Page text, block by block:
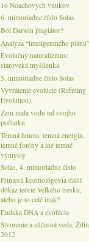
16 Noachovych vnukov
6. mimoriadne číslo Solas
Bol Darwin plagiátor?
Analýza “inteligentného plánu”
Evolučný naturalizmus:
staroveká myšlienka
5. mimoriadne číslo Solas
Vyvrátenie evolúcie (Refuting
Evolution)
Zem mala vodu od svojho
počiatku
Temná hmota, temná energia,
temné fotóny a iné temné
výmysly
Solas, 4. mimoriadne číslo
Priniesli kozmológovia ďalší
dôkaz teórie Veľkého tresku,
alebo je to celé inak?
Ľudská DNA a evolúcia
Stvorenie a súčasná veda,
2012